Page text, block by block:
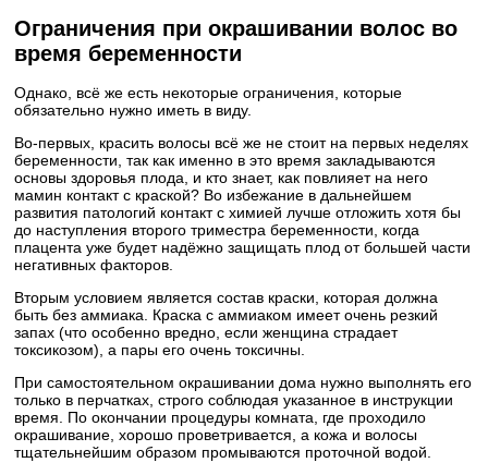
Ограничения при окрашивании волос во
время беременности
Однако, всё же есть некоторые ограничения, которые
обязательно нужно иметь в виду.
Во-первых, красить волосы всё же не стоит на первых неделях
беременности, так как именно в это время закладываются
основы здоровья плода, и кто знает, как повлияет на него
мамин контакт с краской? Во избежание в дальнейшем
развития патологий контакт с химией лучше отложить хотя бы
до наступления второго триместра беременности, когда
плацента уже будет надёжно защищать плод от большей части
негативных факторов.
Вторым условием является состав краски, которая должна
быть без аммиака. Краска с аммиаком имеет очень резкий
запах (что особенно вредно, если женщина страдает
токсикозом), а пары его очень токсичны.
При самостоятельном окрашивании дома нужно выполнять его
только в перчатках, строго соблюдая указанное в инструкции
время. По окончании процедуры комната, где проходило
окрашивание, хорошо проветривается, а кожа и волосы
тщательнейшим образом промываются проточной водой.